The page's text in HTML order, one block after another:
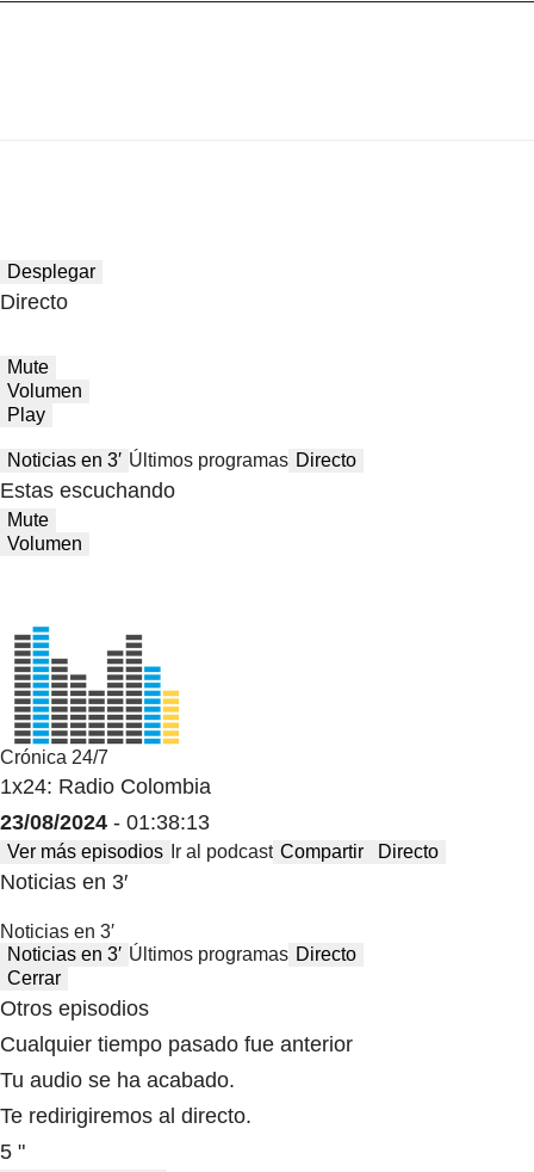
Desplegar
Directo
Mute
Volumen
Play
Noticias en 3′ Últimos programas Directo
Estas escuchando
Mute
Volumen
Crónica 24/7
1x24: Radio Colombia
23/08/2024 - 01:38:13
Ver más episodios Ir al podcast Compartir Directo
Noticias en 3′
Noticias en 3′
Noticias en 3′ Últimos programas Directo
Cerrar
Otros episodios
Cualquier tiempo pasado fue anterior
Tu audio se ha acabado.
Te redirigiremos al directo.
5 "